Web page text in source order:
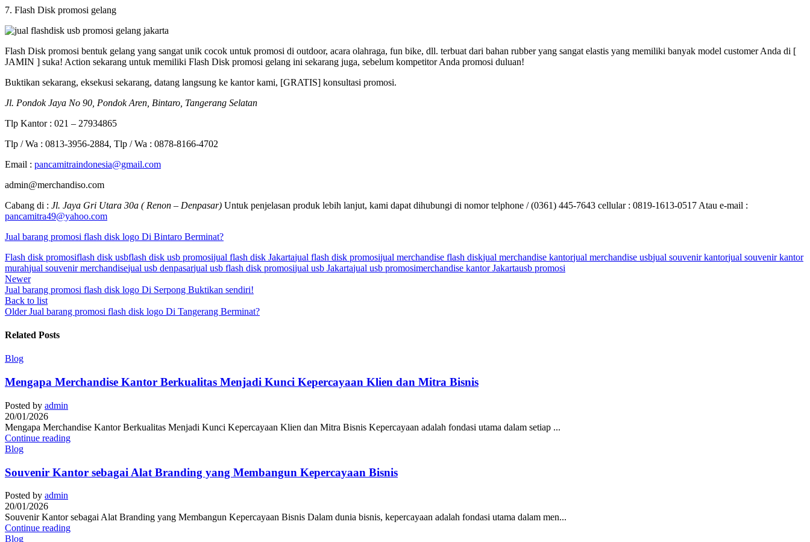
7. Flash Disk promosi gelang
Flash Disk promosi bentuk gelang yang sangat unik cocok untuk promosi di outdoor, acara olahraga, fun bike, dll. terbuat dari bahan rubber yang sangat elastis yang memiliki banyak model customer Anda di [
JAMIN ] suka! Action sekarang untuk memiliki Flash Disk promosi gelang ini sekarang juga, sebelum kompetitor Anda promosi duluan!
Buktikan sekarang, eksekusi sekarang, datang langsung ke kantor kami, [GRATIS] konsultasi promosi.
Jl. Pondok Jaya No 90, Pondok Aren, Bintaro, Tangerang Selatan
Tlp Kantor : 021 – 27934865
Tlp / Wa : 0813-3956-2884, Tlp / Wa : 0878-8166-4702
Email : pancamitraindonesia@gmail.com
admin@merchandiso.com
Cabang di : Jl. Jaya Gri Utara 30a ( Renon – Denpasar) Untuk penjelasan produk lebih lanjut, kami dapat dihubungi di nomor telphone / (0361) 445-7643 cellular : 0819-1613-0517 Atau e-mail :
pancamitra49@yahoo.com
Jual barang promosi flash disk logo Di Bintaro Berminat?
Flash disk promosiflash disk usbflash disk usb promosijual flash disk Jakartajual flash disk promosijual merchandise flash diskjual merchandise kantorjual merchandise usbjual souvenir kantorjual souvenir kantor
murahjual souvenir merchandisejual usb denpasarjual usb flash disk promosijual usb Jakartajual usb promosimerchandise kantor Jakartausb promosi
Newer
Jual barang promosi flash disk logo Di Serpong Buktikan sendiri!
Back to list
Older Jual barang promosi flash disk logo Di Tangerang Berminat?
Related Posts
Blog
Mengapa Merchandise Kantor Berkualitas Menjadi Kunci Kepercayaan Klien dan Mitra Bisnis
Posted by admin
20/01/2026
Mengapa Merchandise Kantor Berkualitas Menjadi Kunci Kepercayaan Klien dan Mitra Bisnis Kepercayaan adalah fondasi utama dalam setiap ...
Continue reading
Blog
Souvenir Kantor sebagai Alat Branding yang Membangun Kepercayaan Bisnis
Posted by admin
20/01/2026
Souvenir Kantor sebagai Alat Branding yang Membangun Kepercayaan Bisnis Dalam dunia bisnis, kepercayaan adalah fondasi utama dalam men...
Continue reading
Blog